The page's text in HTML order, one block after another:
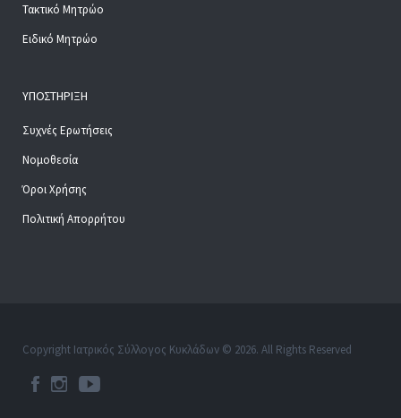
Τακτικό Μητρώο
Ειδικό Μητρώο
ΥΠΟΣΤΉΡΙΞΗ
Συχνές Ερωτήσεις
Νομοθεσία
Όροι Χρήσης
Πολιτική Απορρήτου
Copyright Ιατρικός Σύλλογος Κυκλάδων © 2026. All Rights Reserved